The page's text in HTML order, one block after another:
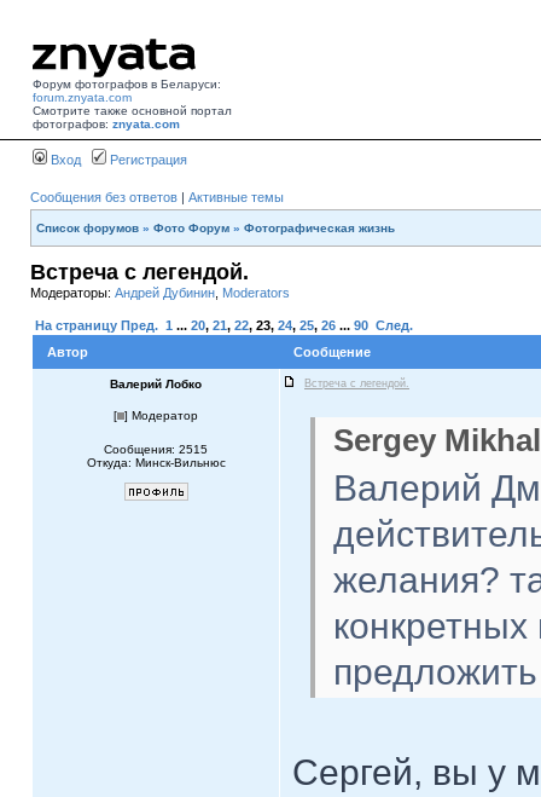
Форум фотографов в Беларуси:
forum.znyata.com
Смотрите также основной портал
фотографов: znyata.com
Вход Регистрация
Сообщения без ответов | Активные темы
Список форумов » Фото Форум » Фотографическая жизнь
Встреча с легендой.
Модераторы: Андрей Дубинин Moderators
На страницу Пред. 1 ... 20, 21, 22, 23, 24, 25, 26 ... 90 След.
Автор
Сообщение
Валерий Лобко Встреча с легендой.
[ ] Модератор
Сообщения: 2515
Откуда: Минск-Вильнюс
Sergey
Валерий
желания?
Сергей, вы у